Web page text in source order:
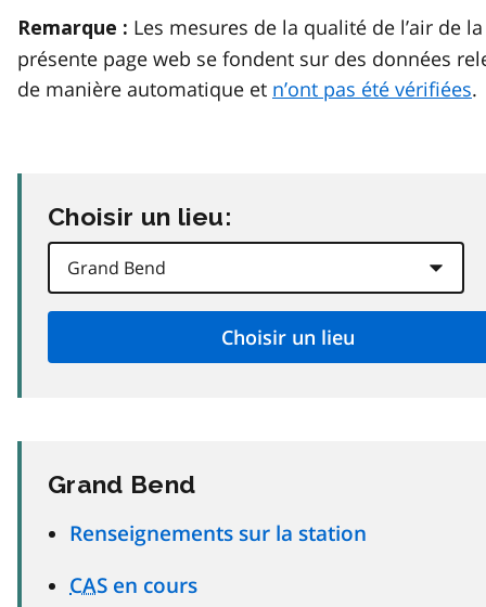
Remarque : Les mesures de la qualité de l’air de la
présente page web se fondent sur des données
de manière automatique et n’ont pas été vérifiées.
Choisir un lieu:
Grand Bend
Renseignements sur la station
CAS en cours